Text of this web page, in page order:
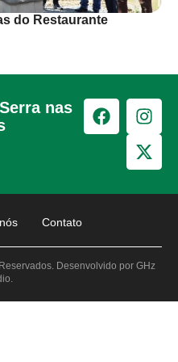
do Restaurante
nas
Contato
Desenvolvido por GHz